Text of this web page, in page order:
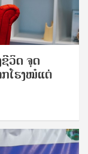
ວິດ ຈຸດ
ກໂຮງໝໍແຕ່